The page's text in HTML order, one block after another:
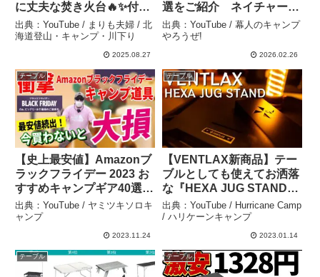
に丈夫な焚き火台🔥✨️付属
プレートでのBBQが最高
でした！｜メバ焚き火台
+コードユニット – 東京ク
道登山・キャンプ・川下り
出典：YouTube / まりも夫婦 / 北
海道登山・キャンプ・川下り
2025.08.27
選をご紹介 ネイチャート
ーンズ The Typha stand
カーチステーブル in 青野
原オートキャンプ場 【レ
ャンプやろうぜ!
出典：YouTube / 幕人のキャンプ
やろうぜ!
2026.02.26
テーブル
【史上最安値】Amazonブ
ラックフライデー 2023 お
すすめキャンプギア40選！
│お得な買い方も紹介！
【Amazonセール 2023 目
玉商品】 – ヤミツキソロキ
出典：YouTube / ヤミツキソロキ
ャンプ
2023.11.24
テーブル
【VENTLAX新商品】テー
ブルとしても使えてお洒落
な『HEXA JUG STAND』
開封レビューこれキャンプ
以外に自宅でもカッコよく
使えます！【コット】【キ
ア】#456 – Hurricane
Camp / ハリケーンキャン
出典：YouTube / Hurricane Camp
/ ハリケーンキャンプ
2023.01.14
テーブル テーブル